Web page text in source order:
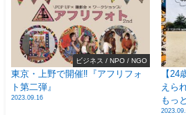
ビジネス / NPO / NGO
東京・上野で開催‼️『アフリフォ
ト第二弾』
2023.09.16
【24
えら
もっ